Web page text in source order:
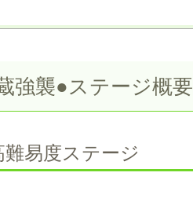
強襲●ステージ概要
易度ステージ